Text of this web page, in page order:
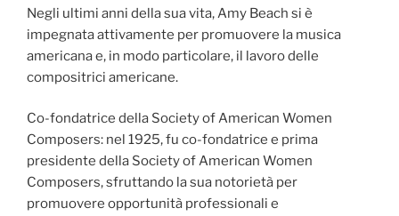
Negli ultimi anni della sua vita, Amy Beach si è
impegnata attivamente per promuovere la musica
americana e, in modo particolare, il lavoro delle
compositrici americane.
Co-fondatrice della Society of American Women
Composers: nel 1925, fu co-fondatrice e prima
presidente della Society of American Women
Composers, sfruttando la sua notorietà per
promuovere opportunità professionali e